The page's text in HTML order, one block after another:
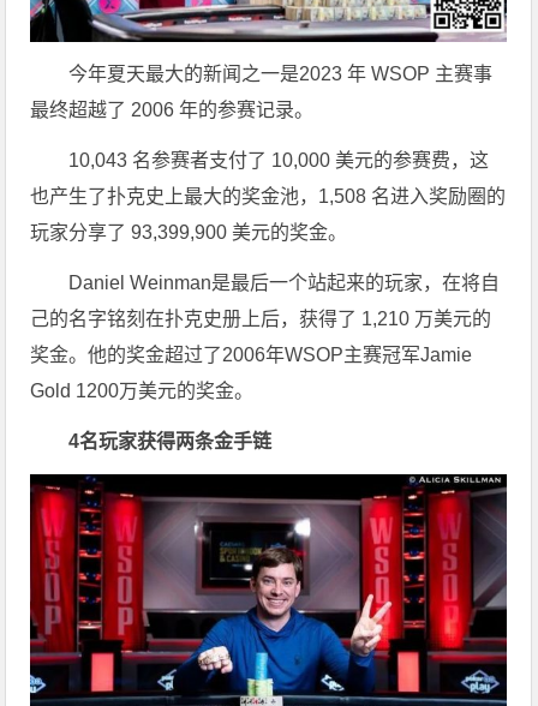
今年夏天最大的新闻之一是2023 年 WSOP 主赛事
最终超越了 2006 年的参赛记录。
10,043 名参赛者支付了 10,000 美元的参赛费，这
也产生了扑克史上最大的奖金池，1,508 名进入奖励圈的
玩家分享了 93,399,900 美元的奖金。
Daniel Weinman是最后一个站起来的玩家，在将自
己的名字铭刻在扑克史册上后，获得了 1,210 万美元的
奖金。他的奖金超过了2006年WSOP主赛冠军Jamie
Gold 1200万美元的奖金。
4名玩家获得两条金手链